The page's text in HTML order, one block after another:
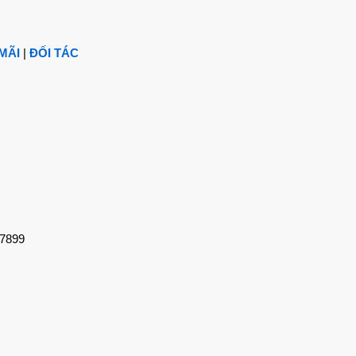
Geraniol, Linalool, Myrcene, Neryl acetate
các chứng nhận ISO 22000, Kosher, GMP)
hỗ trợ trong việc điều trị các vết thương ngoài da.
| ĐỐI TÁC